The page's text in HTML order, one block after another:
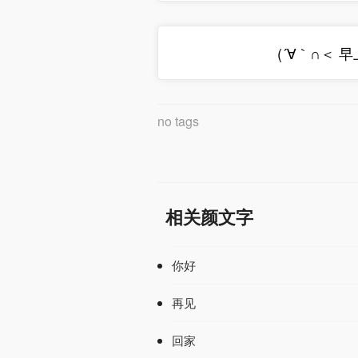
(´∀｀∩＜ 早
no tags
相关颜文字
你好
再见
回家